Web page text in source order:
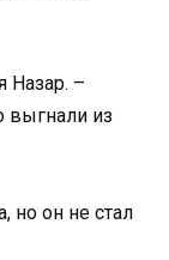
Назар. –
выгнали из
но он не стал